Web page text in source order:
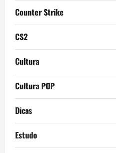
Counter Strike
CS2
Cultura
Cultura POP
Dicas
Estudo